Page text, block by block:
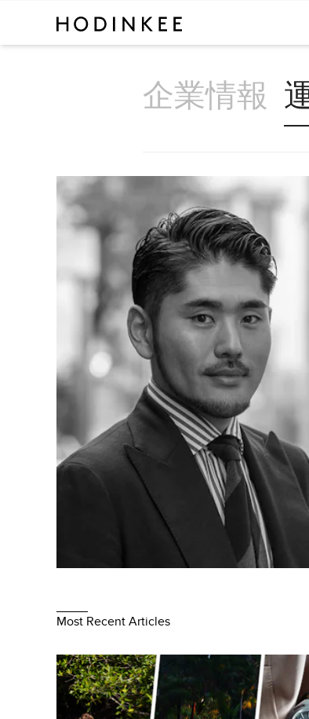
企業情報
Most Recent Articles
ヴァシュロン・コンスタンタンによる
求） 10年におよぶパートナーシップが生んだ
ァーシーズ・カーディナルポイント